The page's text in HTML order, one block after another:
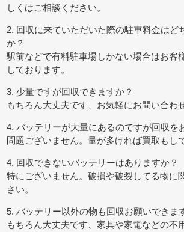
しくはご相談ください。
2. 回収に来ていただいた際の駐車料金はど
か？
駅前などで有料駐車場しかない場合はお客
しております。
3. 少量ですが回収できますか？
もちろん大丈夫です、お気軽にお問い合わ
4. バッテリーが大量にあるのですが回収を
問題ございません。量が多ければ買取もし
4. 回収できないバッテリーはありますか？
特にございません。破損や破裂してる物に
さい。
5. バッテリー以外の物も回収お願いできま
もちろん大丈夫です、家具や家電などの不